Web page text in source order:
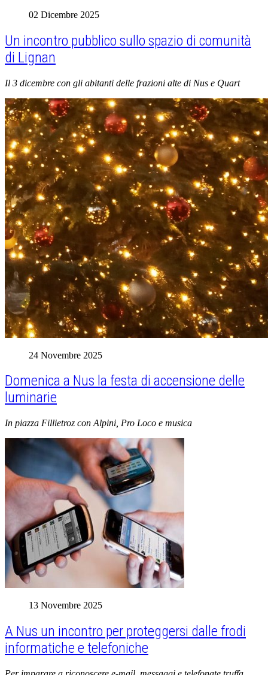
02 Dicembre 2025
Un incontro pubblico sullo spazio di comunità
di Lignan
Il 3 dicembre con gli abitanti delle frazioni alte di Nus e Quart
24 Novembre 2025
Domenica a Nus la festa di accensione delle
luminarie
In piazza Fillietroz con Alpini, Pro Loco e musica
13 Novembre 2025
A Nus un incontro per proteggersi dalle frodi
informatiche e telefoniche